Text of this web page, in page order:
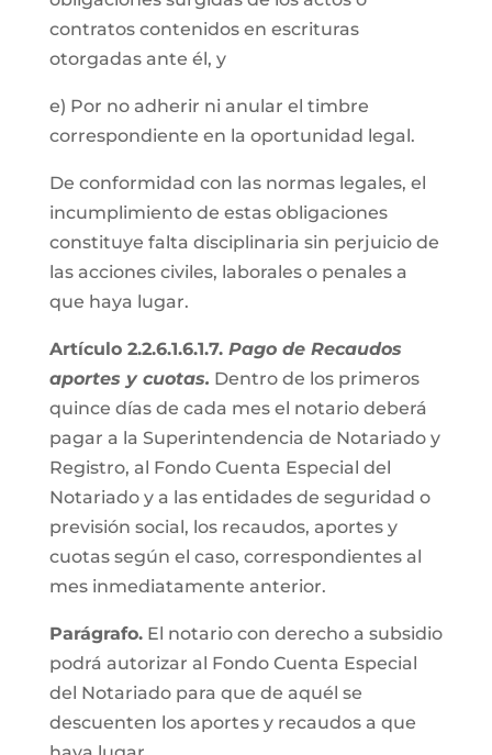
contratos contenidos en escrituras
otorgadas ante él, y
e) Por no adherir ni anular el timbre
correspondiente en la oportunidad legal.
De conformidad con las normas legales, el
incumplimiento de estas obligaciones
constituye falta disciplinaria sin perjuicio de
las acciones civiles, laborales o penales a
que haya lugar.
Artículo 2.2.6.1.6.1.7. Pago de Recaudos
aportes y cuotas. Dentro de los primeros
quince días de cada mes el notario deberá
pagar a la Superintendencia de Notariado y
Registro, al Fondo Cuenta Especial del
Notariado y a las entidades de seguridad o
previsión social, los recaudos, aportes y
cuotas según el caso, correspondientes al
mes inmediatamente anterior.
Parágrafo.El notario con derecho a subsidio
podrá autorizar al Fondo Cuenta Especial
del Notariado para que de aquél se
descuenten los aportes y recaudos a que